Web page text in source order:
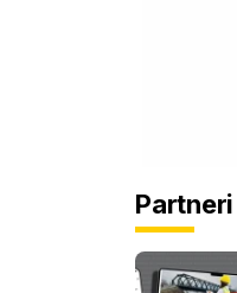
Partneri